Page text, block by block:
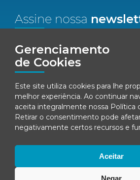
Gerenciamento
de Cookies
Este site utiliza cookies para lhe
melhor experiência. Ao continuar
aceita integralmente nossa Política
Retirar o consentimento pode
negativamente certos recursos e
Aceitar
Negar
Assine nossa
Email*
Concordo em receber
Cadastrar